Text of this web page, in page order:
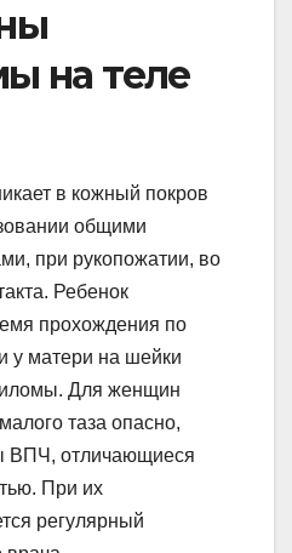
на теле
в кожный покров
общими
при рукопожатии, во
Ребенок
прохождения по
у матери на шейки
Для женщин
таза опасно,
ВПЧ, отличающиеся
При их
регулярный